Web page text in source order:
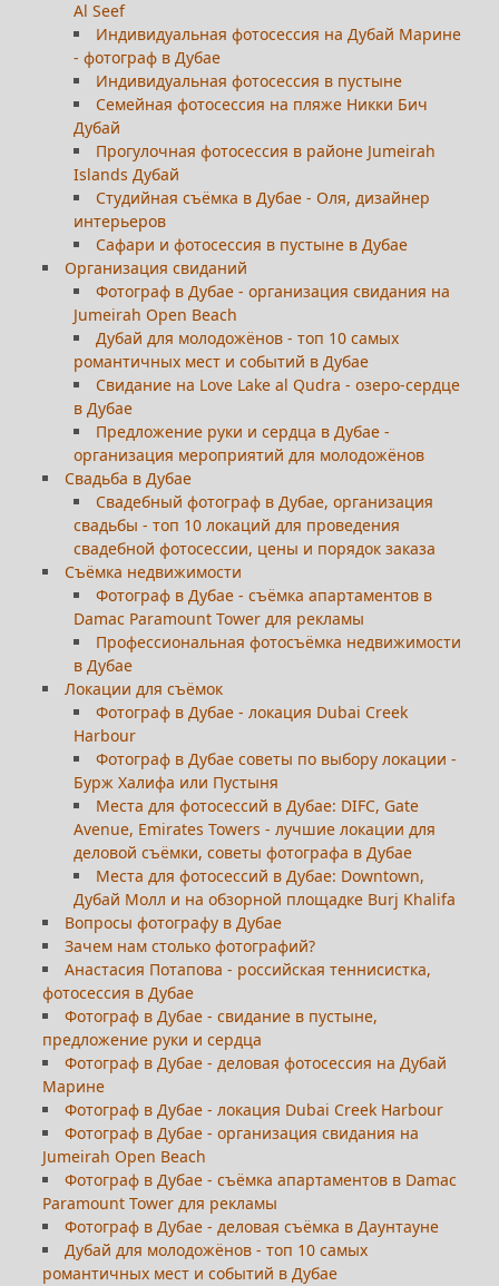
Al Seef
Индивидуальная фотосессия на Дубай Марине
- фотограф в Дубае
Индивидуальная фотосессия в пустыне
Семейная фотосессия на пляже Никки Бич
Дубай
Прогулочная фотосессия в районе Jumeirah
Islands Дубай
Студийная съёмка в Дубае - Оля, дизайнер
интерьеров
Сафари и фотосессия в пустыне в Дубае
Организация свиданий
Фотограф в Дубае - организация свидания на
Jumeirah Open Beach
Дубай для молодожёнов - топ 10 самых
романтичных мест и событий в Дубае
Свидание на Love Lake al Qudra - озеро-сердце
в Дубае
Предложение руки и сердца в Дубае -
организация мероприятий для молодожёнов
Свадьба в Дубае
Свадебный фотограф в Дубае, организация
свадьбы - топ 10 локаций для проведения
свадебной фотосессии, цены и порядок заказа
Съёмка недвижимости
Фотограф в Дубае - съёмка апартаментов в
Damac Paramount Tower для рекламы
Профессиональная фотосъёмка недвижимости
в Дубае
Локации для съёмок
Фотограф в Дубае - локация Dubai Creek
Harbour
Фотограф в Дубае советы по выбору локации -
Бурж Халифа или Пустыня
Места для фотосессий в Дубае: DIFC, Gate
Avenue, Emirates Towers - лучшие локации для
деловой съёмки, советы фотографа в Дубае
Места для фотосессий в Дубае: Downtown,
Дубай Молл и на обзорной площадке Burj Khalifa
Вопросы фотографу в Дубае
Зачем нам столько фотографий?
Анастасия Потапова - российская теннисистка,
фотосессия в Дубае
Фотограф в Дубае - свидание в пустыне,
предложение руки и сердца
Фотограф в Дубае - деловая фотосессия на Дубай
Марине
Фотограф в Дубае - локация Dubai Creek Harbour
Фотограф в Дубае - организация свидания на
Jumeirah Open Beach
Фотограф в Дубае - съёмка апартаментов в Damac
Paramount Tower для рекламы
Фотограф в Дубае - деловая съёмка в Даунтауне
Дубай для молодожёнов - топ 10 самых
романтичных мест и событий в Дубае